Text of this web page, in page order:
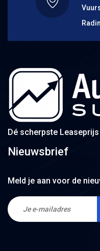
Dé scherpste
Nieuwsbrief
Meld je aan voor de